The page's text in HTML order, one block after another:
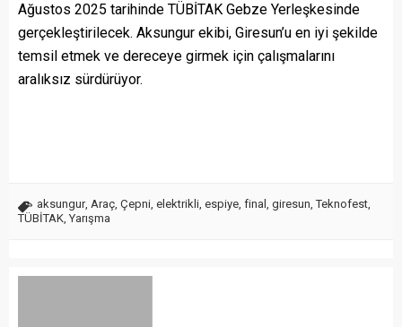
Ağustos 2025 tarihinde TÜBİTAK Gebze Yerleşkesinde
gerçekleştirilecek. Aksungur ekibi, Giresun’u en iyi şekilde
temsil etmek ve dereceye girmek için çalışmalarını
aralıksız sürdürüyor.
aksungur, Araç, Çepni, elektrikli, espiye, final , giresun,Teknofest,
TÜBİTAK, Yarışma